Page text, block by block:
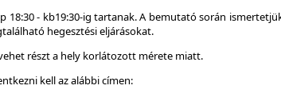
18:30 - kb19:30-ig tartanak. A bemutató során
hegesztési eljárásokat.
részt a hely korlátozott mérete miatt.
kell az alábbi címen: